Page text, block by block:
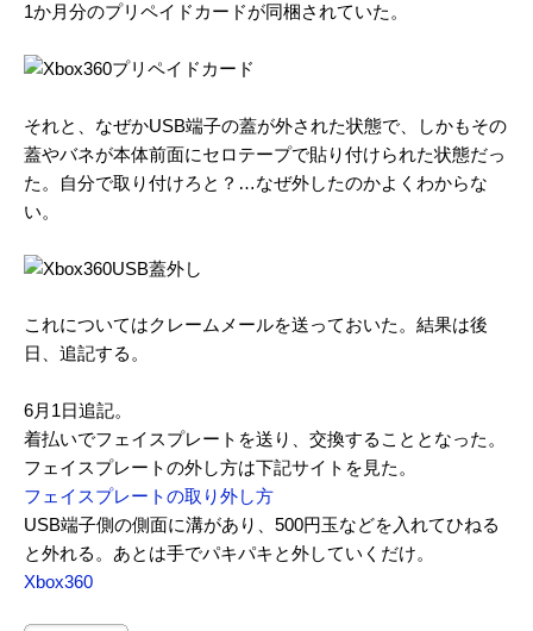
1か月分のプリペイドカードが同梱されていた。
それと、なぜかUSB端子の蓋が外された状態で、しかもその
蓋やバネが本体前面にセロテープで貼り付けられた状態だっ
た。自分で取り付けろと？…なぜ外したのかよくわからな
い。
これについてはクレームメールを送っておいた。結果は後
日、追記する。
6月1日追記。
着払いでフェイスプレートを送り、交換することとなった。
フェイスプレートの外し方は下記サイトを見た。
フェイスプレートの取り外し方
USB端子側の側面に溝があり、500円玉などを入れてひねる
と外れる。あとは手でパキパキと外していくだけ。
Xbox360